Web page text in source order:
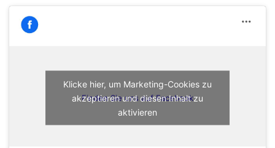
Finden Sie uns auf Facebook
Klicke hier, um Marketing-Cookies zu
akzeptieren und diesen Inhalt zu
aktivieren